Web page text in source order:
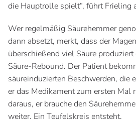
die Hauptrolle spielt“, führt Frieling
Wer regelmäßig Säurehemmer
dann absetzt, merkt, dass der
überschießend viel Säure
Säure-Rebound. Der Patient
säureinduzierten Beschwerden, die
er das Medikament zum ersten Mal
daraus, er brauche den
weiter. Ein Teufelskreis entsteht.